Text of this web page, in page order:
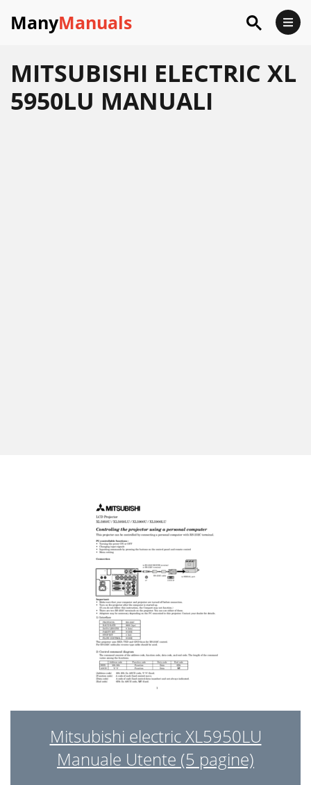
ManyManuals
MITSUBISHI ELECTRIC XL
5950LU MANUALI
Mitsubishi electric XL5950LU
Manuale Utente (5 pagine)